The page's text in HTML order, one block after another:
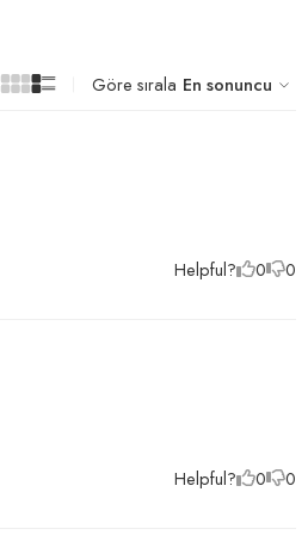
Göre sırala En sonuncu
Helpful? 0 0
Helpful? 0 0